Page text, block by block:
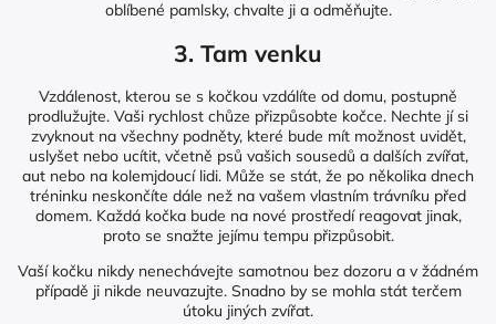
oblíbené pamlsky, chvalte ji a odměňujte.
3. Tam venku
Vzdálenost, kterou se s kočkou vzdálíte od domu, postupně
prodlužujte. Vaši rychlost chůze přizpůsobte kočce. Nechte jí si
zvyknout na všechny podněty, které bude mít možnost uvidět,
uslyšet nebo ucítit, včetně psů vašich sousedů a dalších zvířat,
aut nebo na kolemjdoucí lidi. Může se stát, že po několika dnech
tréninku neskončíte dále než na vašem vlastním trávníku před
domem. Každá kočka bude na nové prostředí reagovat jinak,
proto se snažte jejímu tempu přizpůsobit.
Vaší kočku nikdy nenechávejte samotnou bez dozoru a v žádném
případě ji nikde neuvazujte. Snadno by se mohla stát terčem
útoku jiných zvířat.